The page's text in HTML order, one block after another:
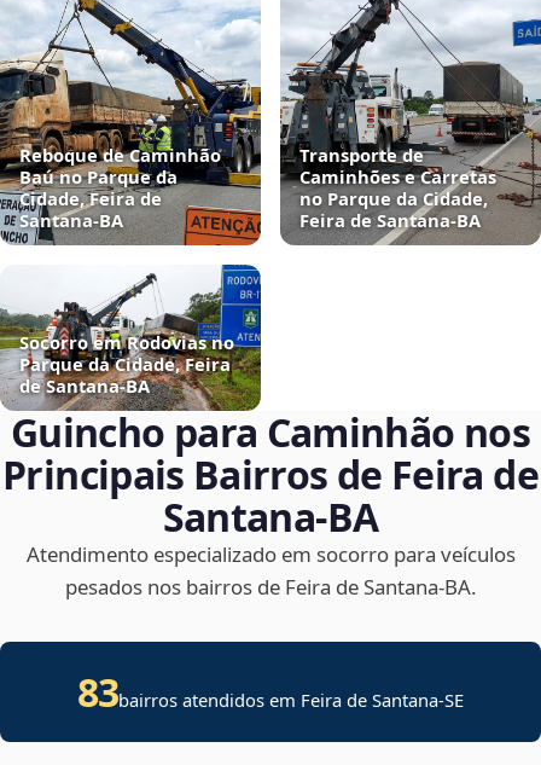
Reboque de Caminhão
Baú no Parque da
Cidade, Feira de
Santana‑BA
Transporte de
Caminhões e Carretas
no Parque da Cidade,
Feira de Santana‑BA
Socorro em Rodovias no
Parque da Cidade, Feira
de Santana‑BA
Guincho para Caminhão nos
Principais Bairros de Feira de
Santana‑BA
Atendimento especializado em socorro para veículos
pesados nos bairros de Feira de Santana‑BA.
83bairros atendidos em Feira de Santana-SE